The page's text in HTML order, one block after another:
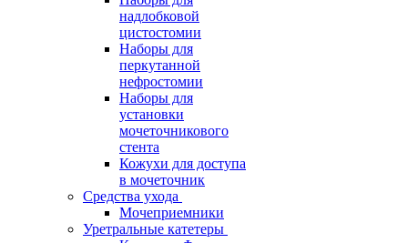
надлобковой
цистостомии
Наборы для
перкутанной
нефростомии
Наборы для
установки
мочеточникового
стента
Кожухи для доступа
в мочеточник
Средства ухода
Мочеприемники
Уретральные катетеры